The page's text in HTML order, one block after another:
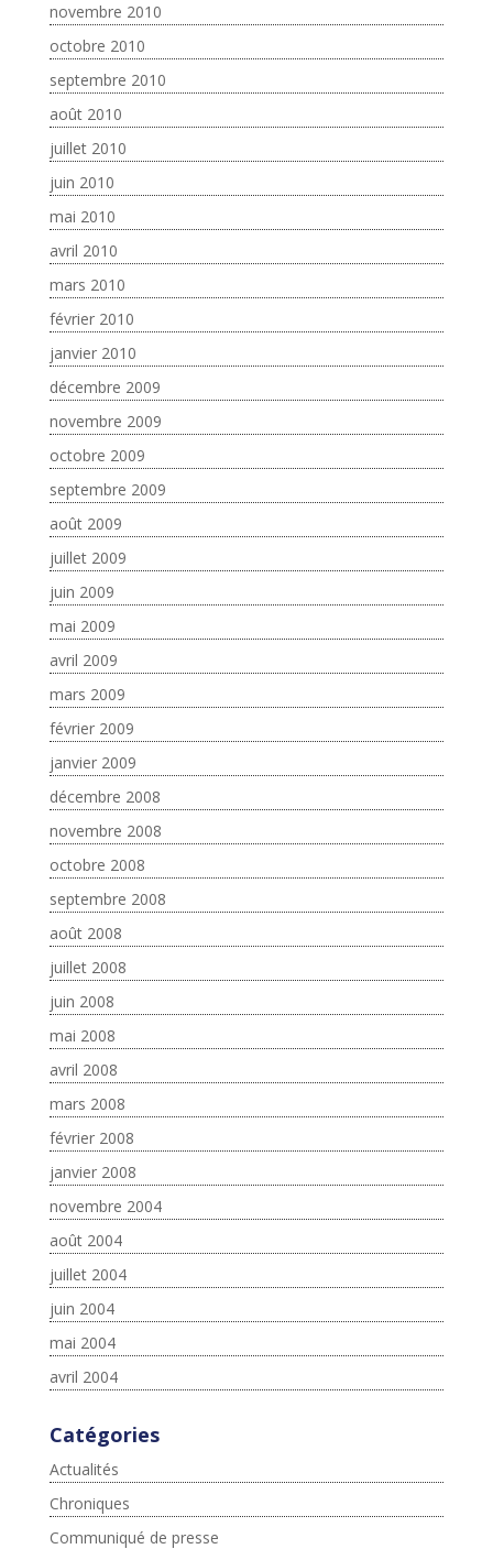
novembre 2010
octobre 2010
septembre 2010
août 2010
juillet 2010
juin 2010
mai 2010
avril 2010
mars 2010
février 2010
janvier 2010
décembre 2009
novembre 2009
octobre 2009
septembre 2009
août 2009
juillet 2009
juin 2009
mai 2009
avril 2009
mars 2009
février 2009
janvier 2009
décembre 2008
novembre 2008
octobre 2008
septembre 2008
août 2008
juillet 2008
juin 2008
mai 2008
avril 2008
mars 2008
février 2008
janvier 2008
novembre 2004
août 2004
juillet 2004
juin 2004
mai 2004
avril 2004
Catégories
Actualités
Chroniques
Communiqué de presse